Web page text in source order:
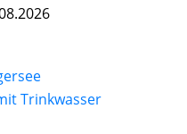
Trinkwasser